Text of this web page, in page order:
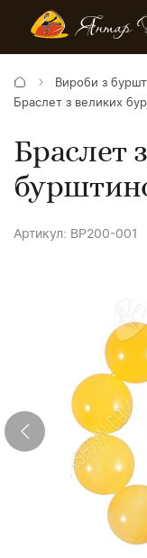
Вироби з
Браслет з великих
Браслет
Артикул: BP200-001